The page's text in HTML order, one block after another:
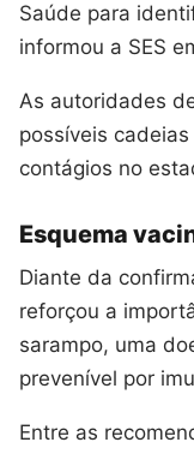
Saúde para
informou a SES
As autoridades
possíveis
contágios no
Esquema
Diante da
reforçou a
sarampo, uma
prevenível por
Entre as